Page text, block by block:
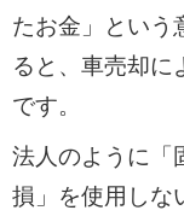
たお金」という
ると、車売却に
です。
法人のように「
損」を使用しな